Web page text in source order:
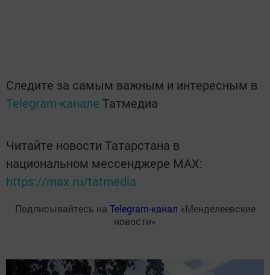
Следите за самым важным и интересным в
Telegram-канале Татмедиа
Читайте новости Татарстана в
национальном мессенджере MАХ:
https://max.ru/tatmedia
Подписывайтесь на Telegram-канал «Менделеевские
новости»